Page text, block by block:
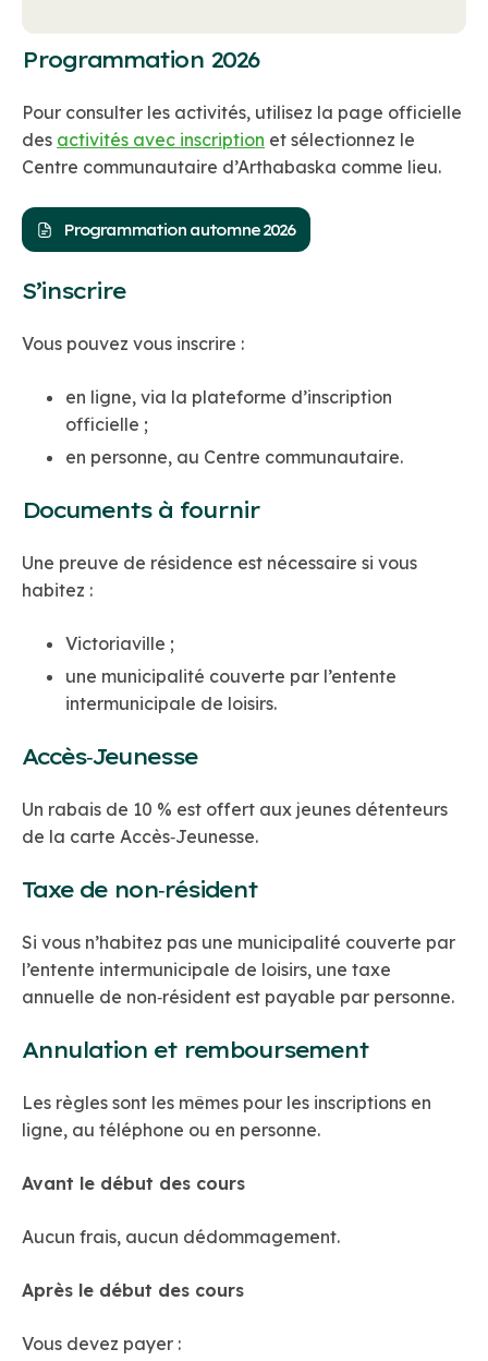
Programmation 2026
Pour consulter les activités, utilisez la page officielle
des activités avec inscription et sélectionnez le
Centre communautaire d’Arthabaska comme lieu.
Programmation automne 2026
S’inscrire
Vous pouvez vous inscrire :
en ligne, via la plateforme d’inscription
officielle ;
en personne, au Centre communautaire.
Documents à fournir
Une preuve de résidence est nécessaire si vous
habitez :
Victoriaville ;
une municipalité couverte par l’entente
intermunicipale de loisirs.
Accès‑Jeunesse
Un rabais de 10 % est offert aux jeunes détenteurs
de la carte Accès‑Jeunesse.
Taxe de non‑résident
Si vous n’habitez pas une municipalité couverte par
l’entente intermunicipale de loisirs, une taxe
annuelle de non‑résident est payable par personne.
Annulation et remboursement
Les règles sont les mêmes pour les inscriptions en
ligne, au téléphone ou en personne.
Avant le début des cours
Aucun frais, aucun dédommagement.
Après le début des cours
Vous devez payer :